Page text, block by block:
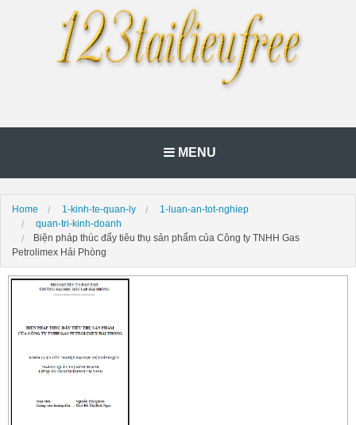
MENU
Home 1-kinh-te-quan-ly
1-luan-an-tot-nghiep
quan-tri-kinh-doanh
Biện pháp thúc đẩy tiêu thụ sản phẩm của Công ty TNHH Gas
Petrolimex Hải Phòng